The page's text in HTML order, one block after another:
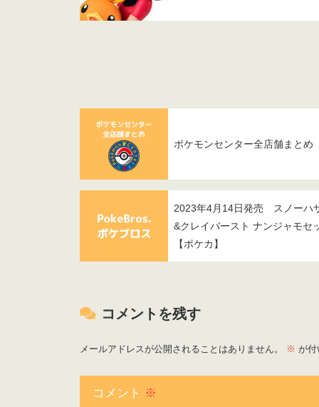
ポケモンセンター全店舗まとめ
2023年4月14日発売 スノーハ
&クレイバースト ナンジャモセ
【ポケカ】
コメントを残す
メールアドレスが公開されることはありません。 ※ が付
コメント ※